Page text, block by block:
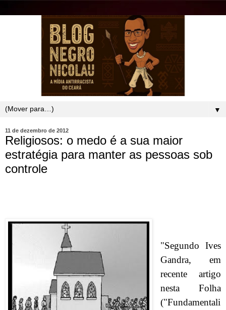
▼
11 de dezembro de 2012
Religiosos: o medo é a sua maior
estratégia para manter as pessoas sob
controle
"Segundo Ives
Gandra, em
recente artigo
nesta Folha
("Fundamentali